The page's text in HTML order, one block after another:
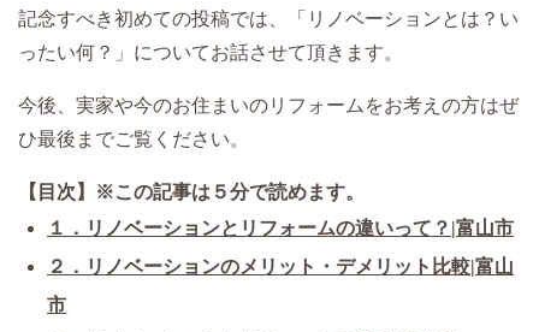
記念すべき初めての投稿では、「リノベーションとは？い
ったい何？」についてお話させて頂きます。
今後、実家や今のお住まいのリフォームをお考えの方はぜ
ひ最後までご覧ください。
【目次】※この記事は５分で読めます。
１．リノベーションとリフォームの違いって？|富山市
２．リノベーションのメリット・デメリット比較|富山
市